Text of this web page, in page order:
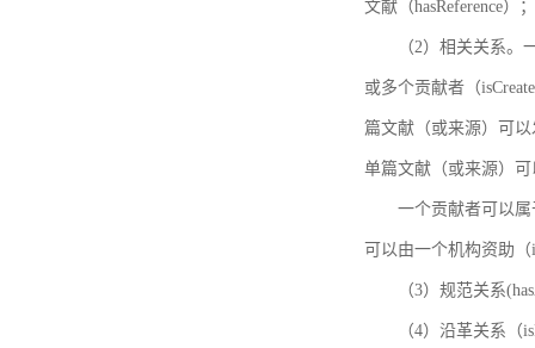
文献（hasReference）；
（2）相关关系
或多个贡献者（
篇文献（或来源）可
单篇文献（或来源）可
一个贡献者可以
可以由一个机构资助（
（3）规范关系
（4）沿革关系